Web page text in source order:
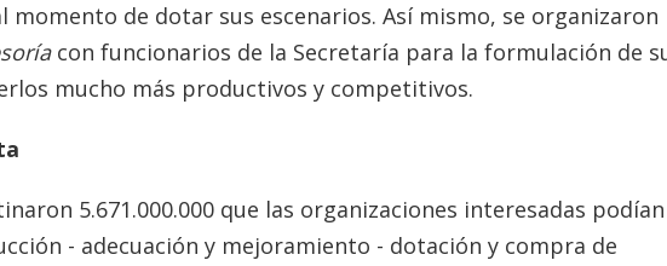
momento de dotar sus escenarios. Así mismo, se organizaron
con funcionarios de la Secretaría para la formulación de
mucho más productivos y competitivos.
5.671.000.000 que las organizaciones interesadas podían
- adecuación y mejoramiento - dotación y compra de